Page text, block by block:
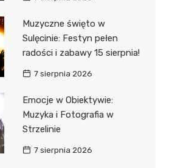
Muzyczne święto w
Sulęcinie: Festyn pełen
radości i zabawy 15 sierpnia!
7 sierpnia 2026
Emocje w Obiektywie:
Muzyka i Fotografia w
Strzelinie
7 sierpnia 2026